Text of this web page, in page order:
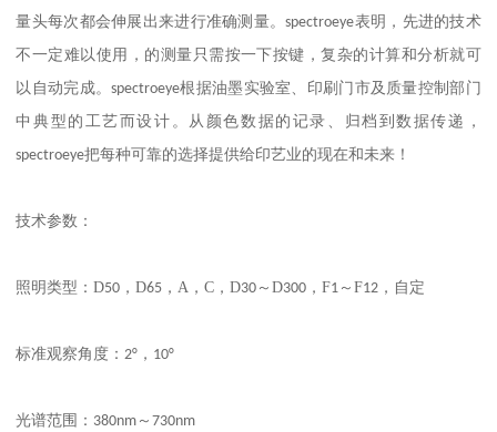
量头每次都会伸展出来进行准确测量。spectroeye表明，先进的技术
不一定难以使用，的测量只需按一下按键，复杂的计算和分析就可
以自动完成。spectroeye根据油墨实验室、印刷门市及质量控制部门
中典型的工艺而设计。从颜色数据的记录、归档到数据传递，
spectroeye把每种可靠的选择提供给印艺业的现在和未来！
技术参数：
照明类型 ：D50 ，D65 ，A ，C ，D30 ～D300 ，F1 ～F12 ，自定
标准观察角度 ：2° ， 10°
光谱范围 ： 380nm ～730nm